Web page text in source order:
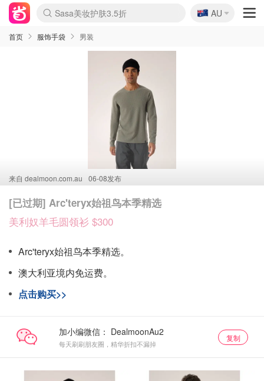
lululemon折扣上新
Sasa美妆护肤3.5折
SSENSE年中3折
FreshBeauty好价汇总
Cettire降价+叠9折
WWS Coles超市实拍
viagogo二手票捡漏
Myer超级周末1折
The Outnet奢牌1折起
David Jones 3折起
Flannels大牌1折
Perfumes Club护肤1折
AMIRO返校季6.2折
Amazon折扣汇总
eToro入金$200送$50
Amazon数码好物
ICONIC本周7.5折
ThedoubleF高奢地板价
Moose Knuckles 6折
丝芙兰5折起
EUFY官网3.7折起
Selenichast首饰2折
Trip机票酒店促销
YSL送5件彩妆礼
Amazon家居好物
Amazon美妆护肤
雅漾大喷$8
过敏原检测盒$33
伊索独家赠50ml沐浴露
科颜氏清仓3折
SEALIFE海洋馆门票6折
丝塔芙大白罐$16
订阅Newsletter送香薰
Cult Beauty 6.8折
Harrods圣诞日历2.3折
LN-CC奢牌私促3折
d'Alba空姐喷雾$16
EVE LOM套装逆天2折
Bernardelli独家4折
Adore Beauty 6折起
CT圣诞日历
Mytheresa奢品2.7折
Luxury Escapes 9折
Currentbody美容仪9折
MOON Garden Live
ALLSAINTS美衣3折
Roborock扫地机3.7折
Tingo Life水杯$24
Valentino官网5折
CR洗发护发6.3折
修丽可套装7.4折
Myer彩妆2件7折
GANNI官网4.5折
Stylevana韩妆4折
Tessabit高奢8.5折
OGX洗护4折
Amazon阿德莱德次日达
卡诗8.5折+赠礼
Philips Hue灯具8折
🇦🇺
AU
首页 服饰手袋 男装
来自 dealmoon.com.au 06-08发布
[已过期] Arc'teryx始祖鸟本季精选
美利奴羊毛圆领衫 $300
Arc'teryx始祖鸟本季精选。
澳大利亚境内免运费。
点击购买>>
加小编微信：
每天刷刷朋友圈，精华折扣不漏掉
复制